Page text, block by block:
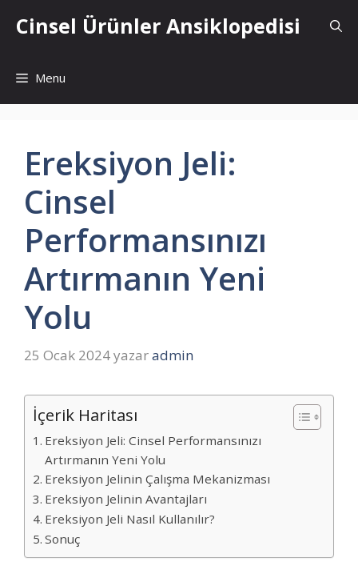
atlaCinsel Ürünler Ansiklopedisi
Menu
Ereksiyon Jeli:
Cinsel
Performansınızı
Artırmanın Yeni
Yolu
25 Ocak 2024yazaradmin
İçerik Haritası
Ereksiyon Jeli: Cinsel Performansınızı
Artırmanın Yeni Yolu
Ereksiyon Jelinin Çalışma Mekanizması
Ereksiyon Jelinin Avantajları
Ereksiyon Jeli Nasıl Kullanılır?
Sonuç